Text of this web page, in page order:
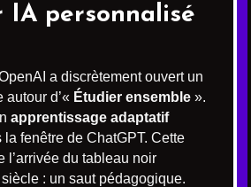
IA personnalisé
a discrètement ouvert un
autour d’« Étudier ensemble ».
apprentissage adaptatif
fenêtre de ChatGPT. Cette
l’arrivée du tableau noir
: un saut pédagogique.